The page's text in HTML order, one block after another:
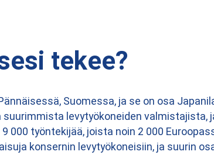
tekee?
Suomessa, ja se on osa
suurimmista levytyökoneiden valmistajista,
000 työntekijää, joista noin 2 000
konsernin levytyökoneisiin, ja suurin